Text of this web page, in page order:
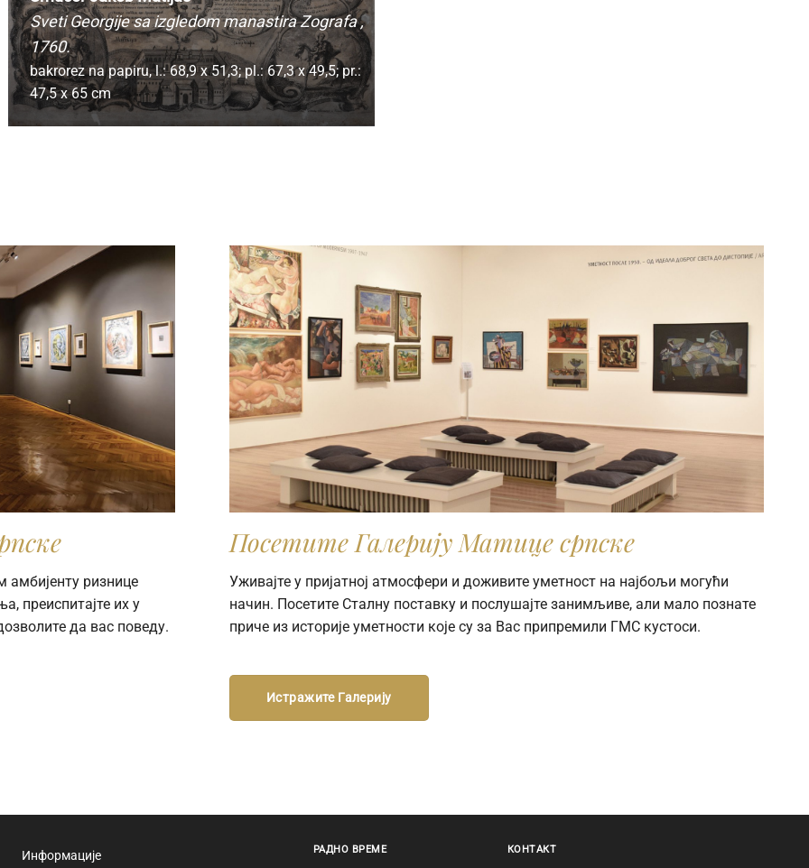
Sveti Georgije sa izgledom manastira Zografa,
1760.
bakrorez na papiru,l.: 68,9 x 51,3; pl.: 67,3 x 49,5; pr.:
47,5 x 65 cm
амбијенту ризнице
преиспитајте их у
да вас поведу.
Посетите Галерију Матице српске
Уживајте у пријатној атмосфери и доживите уметност на најбољи могући
начин. Посетите Сталну поставку и послушајте занимљиве, али мало познате
приче из историје уметности које су за Вас припремили ГМС кустоси.
Истражите Галерију
Информације РАДНО ВРЕМЕ КОНТАКТ